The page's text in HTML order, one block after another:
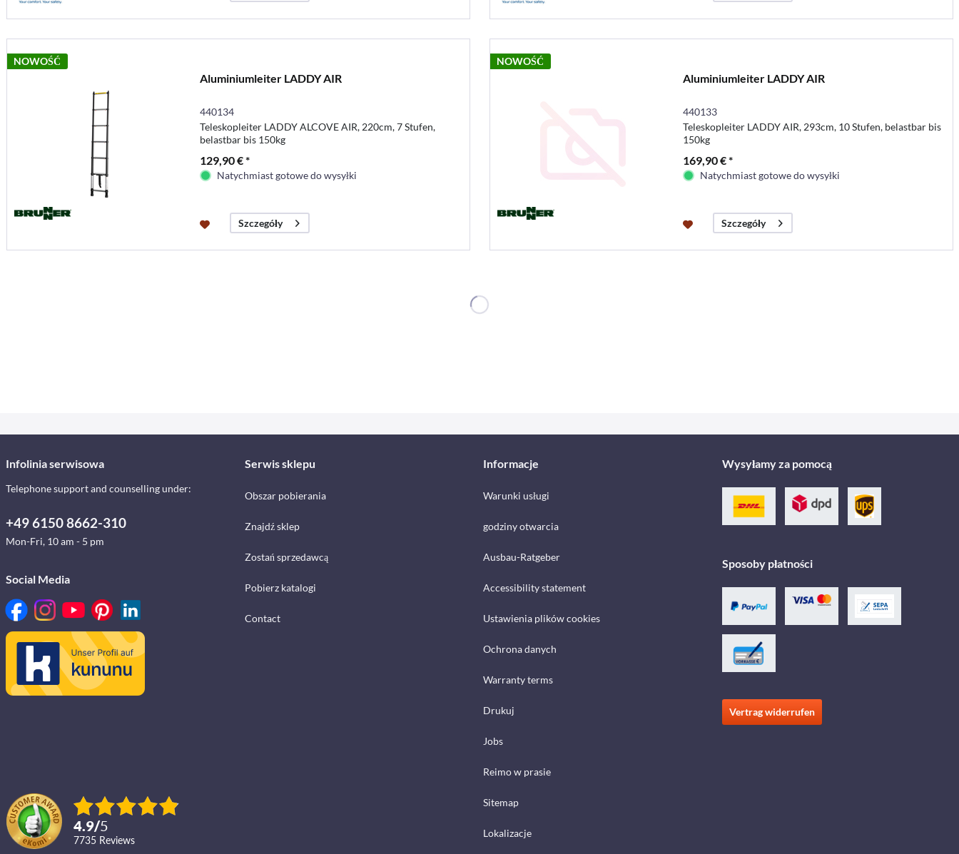
NOWOŚĆ
Aluminiumleiter LADDY AIR
440134
Teleskopleiter LADDY ALCOVE AIR, 220cm, 7 Stufen,
belastbar bis 150kg
129,90 € *
Natychmiast gotowe do wysyłki
Szczegóły
NOWOŚĆ
Aluminiumleiter LADDY AIR
440133
Teleskopleiter LADDY AIR, 293cm, 10 Stufen, belastbar bis
150kg
169,90 € *
Natychmiast gotowe do wysyłki
Szczegóły
Infolinia serwisowa
Telephone support and counselling under:
+49 6150 8662-310
Mon-Fri, 10 am - 5 pm
Social Media
4.9/5
7735 reviews
Serwis sklepu
Obszar pobierania
Znajdź sklep
Zostań sprzedawcą
Pobierz katalogi
Contact
Informacje
Warunki usługi
godziny otwarcia
Ausbau-Ratgeber
Accessibility statement
Ustawienia plików cookies
Ochrona danych
Warranty terms
Drukuj
Jobs
Reimo w prasie
Sitemap
Lokalizacje
Wysyłamy za pomocą
Sposoby płatności
Vertrag widerrufen